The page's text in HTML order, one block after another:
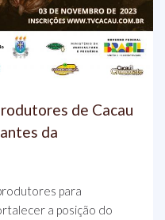
de Cacau
da
para
a posição do